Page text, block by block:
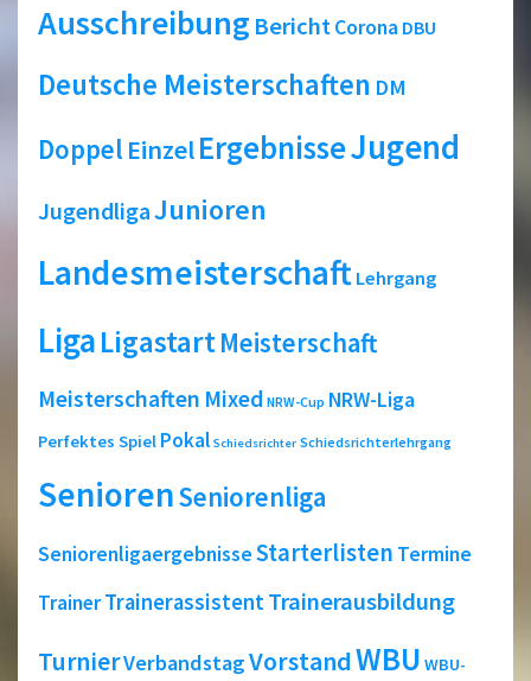
Ausschreibung BerichtCorona DBU
Deutsche Meisterschaften DM
Doppel EinzelErgebnisseJugend
JugendligaJunioren
Landesmeisterschaft Lehrgang
LigaLigastartMeisterschaft
Meisterschaften Mixed NRW-Cup NRW-Liga
Perfektes Spiel Pokal Schiedsrichter Schiedsrichterlehrgang
SeniorenSeniorenliga
SeniorenligaergebnisseStarterlisten Termine
TrainerTrainerassistentTrainerausbildung
TurnierVerbandstagVorstandWBU WBU-